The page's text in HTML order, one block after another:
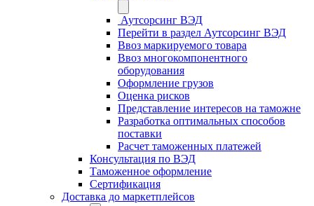
Аутсорсинг ВЭД
Перейти в раздел Аутсорсинг ВЭД
Ввоз маркируемого товара
Ввоз многокомпонентного
оборудования
Оформление грузов
Оценка рисков
Представление интересов на таможне
Разработка оптимальных способов
поставки
Расчет таможенных платежей
Консультация по ВЭД
Таможенное оформление
Сертификация
Доставка до маркетплейсов